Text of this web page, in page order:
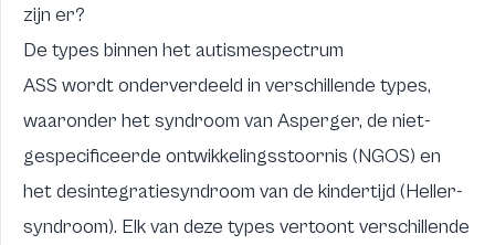
zijn er?
De types binnen het autismespectrum
ASS wordt onderverdeeld in verschillende types,
waaronder het syndroom van Asperger, de niet-
gespecificeerde ontwikkelingsstoornis (NGOS) en
het desintegratiesyndroom van de kindertijd (Heller-
syndroom). Elk van deze types vertoont verschillende